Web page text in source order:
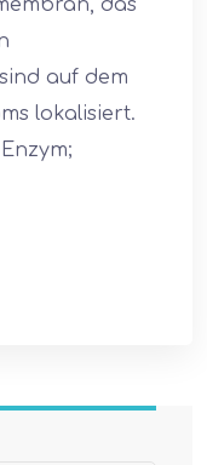
das
auf dem
lokalisiert.